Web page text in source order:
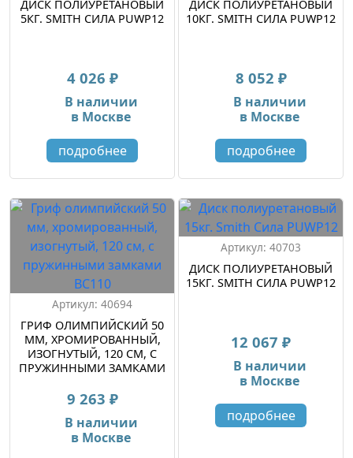
ДИСК ПОЛИУРЕТАНОВЫЙ
5КГ. SMITH СИЛА PUWP12
4 026 ₽
В наличии
в Москве
подробнее
ДИСК ПОЛИУРЕТАНОВЫЙ
10КГ. SMITH СИЛА PUWP12
8 052 ₽
В наличии
в Москве
подробнее
Артикул: 40694
ГРИФ ОЛИМПИЙСКИЙ 50
ММ, ХРОМИРОВАННЫЙ,
ИЗОГНУТЫЙ, 120 СМ, С
ПРУЖИННЫМИ ЗАМКАМИ
9 263 ₽
В наличии
в Москве
Артикул: 40703
ДИСК ПОЛИУРЕТАНОВЫЙ
15КГ. SMITH СИЛА PUWP12
12 067 ₽
В наличии
в Москве
подробнее